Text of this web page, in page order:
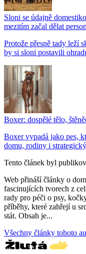
Sloni se údajně
mezitím začal dělat
Protože přesně tady leží
by si sloni postavili
Boxer: dospělé tělo,
Boxer vypadá jako pes,
domu, rodiny i
Tento článek byl
Web přináší články o
fascinujících tvorech z
rady pro péči o psy,
příběhy, které zahřejí u
stát. Obsah je...
Všechny články tohoto